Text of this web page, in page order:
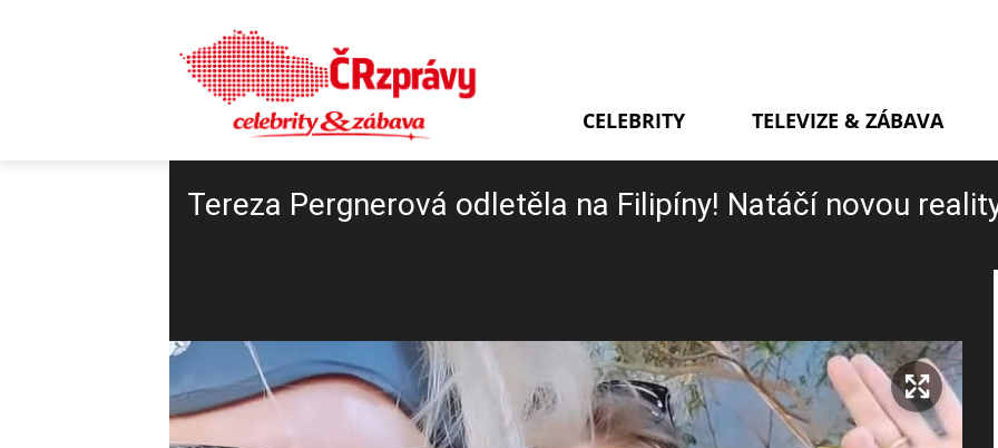
CELEBRITY TELEVIZE & ZÁBAVA
Tereza Pergnerová odletěla na Filipíny! Natáčí novou